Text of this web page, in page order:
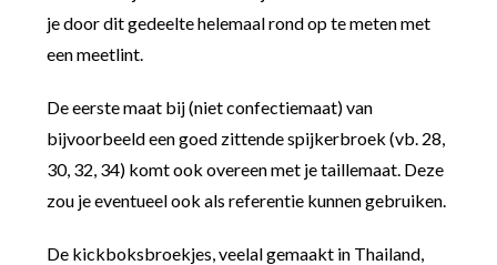
je door dit gedeelte helemaal rond op te meten met
een meetlint.
De eerste maat bij (niet confectiemaat) van
bijvoorbeeld een goed zittende spijkerbroek (vb. 28,
30, 32, 34) komt ook overeen met je taillemaat. Deze
zou je eventueel ook als referentie kunnen gebruiken.
De kickboksbroekjes, veelal gemaakt in Thailand,